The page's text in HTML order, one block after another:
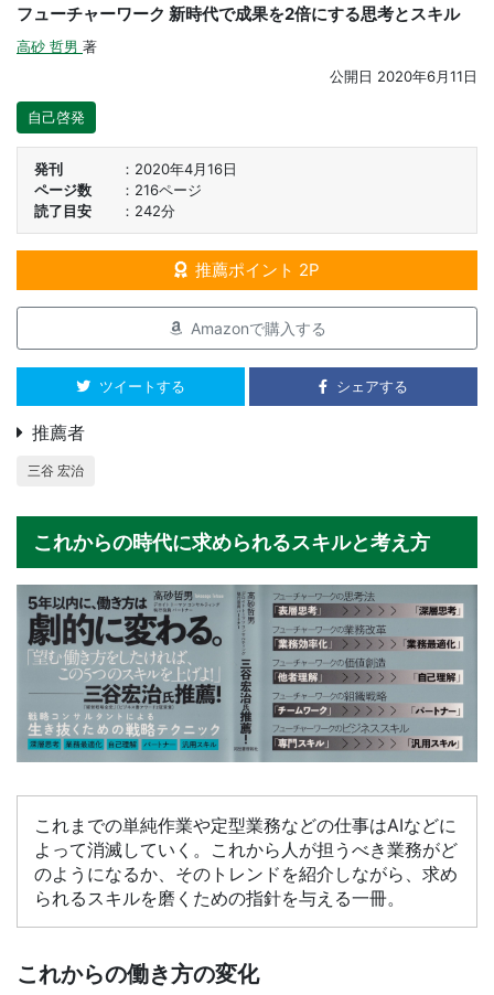
フューチャーワーク 新時代で成果を2倍にする思考とスキル
高砂 哲男 著
公開日 2020年6月11日
自己啓発
発刊
2020年4月16日
ページ数
216ページ
読了目安
242分
推薦ポイント 2P
Amazonで購入する
ツイートする シェアする
推薦者
三谷 宏治
これからの時代に求められるスキルと考え方
これまでの単純作業や定型業務などの仕事はAIなどに
よって消滅していく。これから人が担うべき業務がど
のようになるか、そのトレンドを紹介しながら、求め
られるスキルを磨くための指針を与える一冊。
これからの働き方の変化